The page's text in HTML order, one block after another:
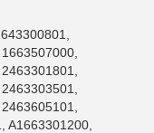
A1663301200,